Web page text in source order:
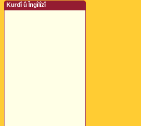
Kurdî û Îngîlîzî